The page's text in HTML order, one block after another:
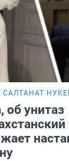
САЛТАНАТ
об унитаз